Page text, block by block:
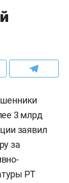
3 млрд
заявил
за
РТ